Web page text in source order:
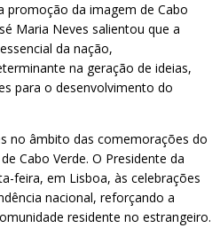
promoção da imagem de Cabo
Maria Neves salientou que a
da nação,
na geração de ideias,
para o desenvolvimento do
no âmbito das comemorações do
Cabo Verde. O Presidente da
feira, em Lisboa, às celebrações
nacional, reforçando a
residente no estrangeiro.